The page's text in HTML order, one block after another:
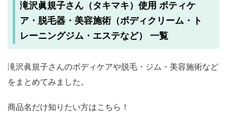
滝沢眞規子さん（タキマキ）使用 ボティケ
ア・脱毛器・美容施術（ボディクリーム・ト
レーニングジム・エステなど） 一覧
滝沢眞規子さんのボディケアや脱毛・ジム・美容施術など
をまとめてみました。
商品名だけ知りたい方はこちら！